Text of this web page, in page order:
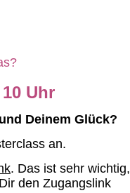
Uhr
Deinem Glück?
an.
. Das ist sehr wichtig,
den Zugangslink